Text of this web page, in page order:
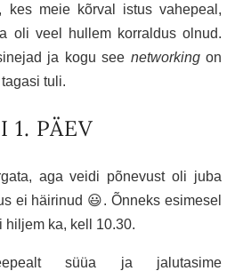
kes meie kõrval istus vahepeal,
oli veel hullem korraldus olnud.
ja kogu see networkingon
tuli.
1. PÄEV
aga veidi põnevust oli juba
ei häirinud 😃. Õnneks esimesel
hiljem ka, kell 10.30.
süüa ja jalutasime